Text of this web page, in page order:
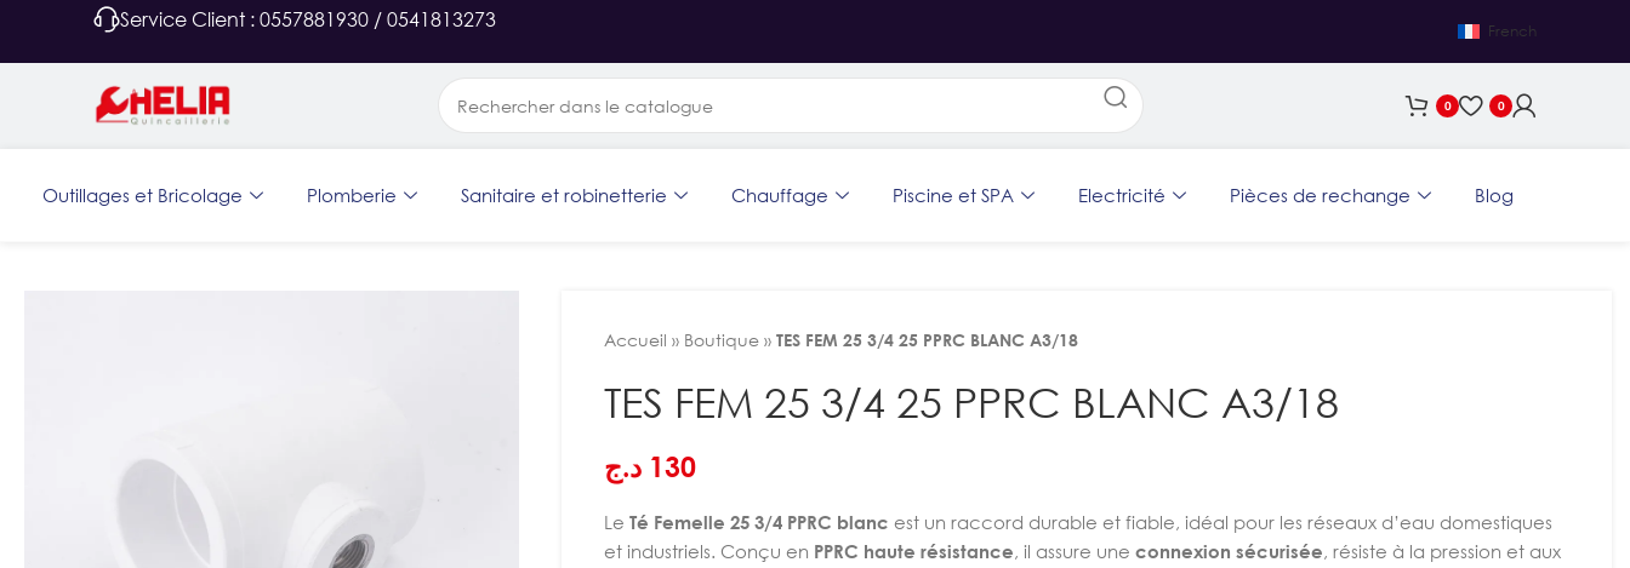
Service Client : 0557881930 / 0541813273 French
0 0
Outillages et Bricolage Plomberie Sanitaire et robinetterie Chauffage Piscine et SPA Electricité Pièces de rechange Blog
Accueil » Boutique » TES FEM 25 3/4 25 PPRC BLANC A3/18
TES FEM 25 3/4 25 PPRC BLANC A3/18
130 د.ج
Le Té Femelle 25 3/4 PPRC blanc est un raccord durable et fiable, idéal pour les réseaux d’eau domestiques
et industriels. Conçu en PPRC haute résistance, il assure une connexion sécurisée, résiste à la pression et aux